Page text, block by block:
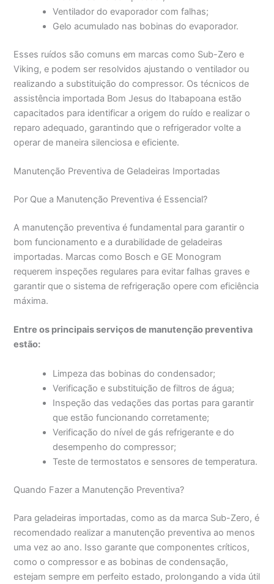
Ventilador do evaporador com falhas;
Gelo acumulado nas bobinas do evaporador.
Esses ruídos são comuns em marcas como Sub-Zero e
Viking, e podem ser resolvidos ajustando o ventilador ou
realizando a substituição do compressor. Os técnicos de
assistência importada Bom Jesus do Itabapoana estão
capacitados para identificar a origem do ruído e realizar o
reparo adequado, garantindo que o refrigerador volte a
operar de maneira silenciosa e eficiente.
Manutenção Preventiva de Geladeiras Importadas
Por Que a Manutenção Preventiva é Essencial?
A manutenção preventiva é fundamental para garantir o
bom funcionamento e a durabilidade de geladeiras
importadas. Marcas como Bosch e GE Monogram
requerem inspeções regulares para evitar falhas graves e
garantir que o sistema de refrigeração opere com eficiência
máxima.
Entre os principais serviços de manutenção preventiva
estão:
Limpeza das bobinas do condensador;
Verificação e substituição de filtros de água;
Inspeção das vedações das portas para garantir
que estão funcionando corretamente;
Verificação do nível de gás refrigerante e do
desempenho do compressor;
Teste de termostatos e sensores de temperatura.
Quando Fazer a Manutenção Preventiva?
Para geladeiras importadas, como as da marca Sub-Zero, é
recomendado realizar a manutenção preventiva ao menos
uma vez ao ano. Isso garante que componentes críticos,
como o compressor e as bobinas de condensação,
estejam sempre em perfeito estado, prolongando a vida útil